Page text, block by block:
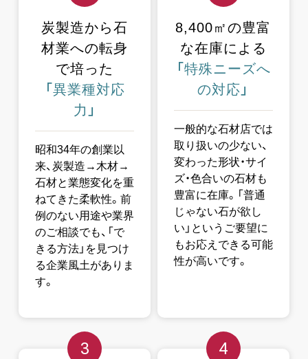
炭製造から石
材業への転身
で培った
「異業種対応
力」
昭和34年の創業以
来、炭製造→木材→
石材と業態変化を重
ねてきた柔軟性。前
例のない用途や業界
のご相談でも、「で
きる方法」を見つけ
る企業風土がありま
す。
8,400㎡の豊富
な在庫による
「特殊ニーズへ
の対応」
一般的な石材店では
取り扱いの少ない、
変わった形状・サイ
ズ・色合いの石材も
豊富に在庫。「普通
じゃない石が欲し
い」というご要望に
もお応えできる可能
性が高いです。
3 4